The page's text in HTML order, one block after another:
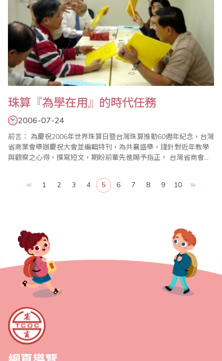
珠算『為學在用』的時代任務
2006-07-24
前言： 為慶祝2006年世界珠算日暨台灣珠算推動60週年紀念，台灣
省商業會舉辦慶祝大會並編輯特刊，為共襄盛舉，謹針對近年教學
與觀察之心得，撰寫短文，期盼前輩先進賜予指正。 台灣省商會名
與近年來兩岸幾乎同時確立出珠算教育應該的走向─「珠算與數學
1 2 3 4 5 6 7 8 9 10